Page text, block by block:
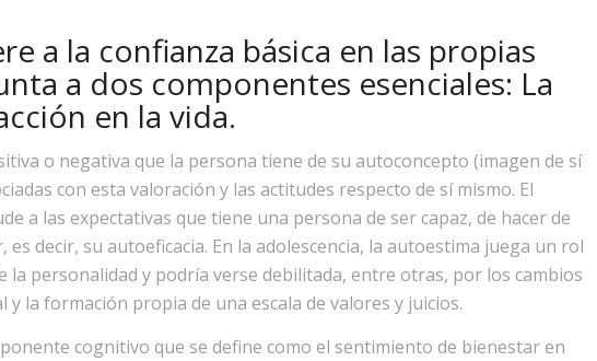
a la confianza básica en las propias
a dos componentes esenciales: La
en la vida.
o negativa que la persona tiene de su autoconcepto (imagen de sí
con esta valoración y las actitudes respecto de sí mismo. El
a las expectativas que tiene una persona de ser capaz, de hacer de
decir, su autoeficacia. En la adolescencia, la autoestima juega un rol
personalidad y podría verse debilitada, entre otras, por los cambios
la formación propia de una escala de valores y juicios.
cognitivo que se define como el sentimiento de bienestar en